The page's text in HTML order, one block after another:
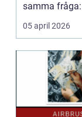
samma
verkstad tar
om...
05 april 2026